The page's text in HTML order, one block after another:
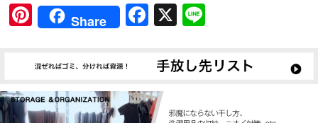
Pinterest
Share Facebook
X